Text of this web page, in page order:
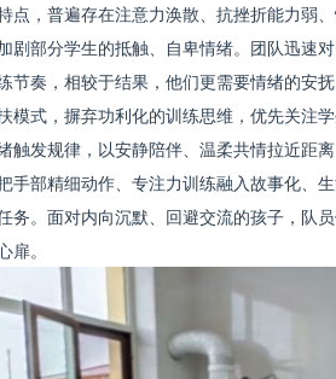
点，普遍存在注意力涣散、抗挫折能力弱
剧部分学生的抵触、自卑情绪。团队迅速
节奏，相较于结果，他们更需要情绪的安
模式，摒弃功利化的训练思维，优先关注
触发规律，以安静陪伴、温柔共情拉近距
手部精细动作、专注力训练融入故事化、
务。面对内向沉默、回避交流的孩子，队
。